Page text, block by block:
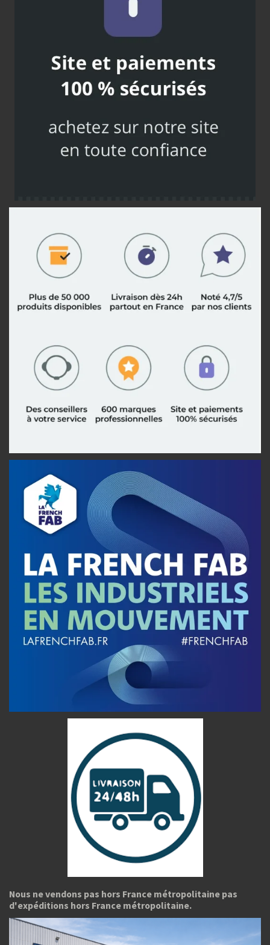
Nous ne vendons pas hors France métropolitaine pas
d'expéditions hors France métropolitaine.